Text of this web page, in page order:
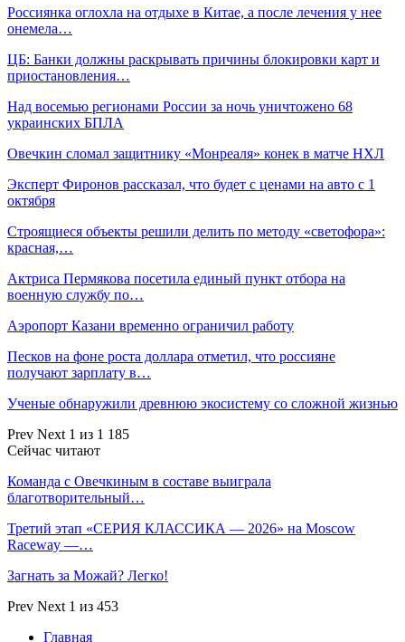
Россиянка оглохла на отдыхе в Китае, а после лечения у нее
онемела…
ЦБ: Банки должны раскрывать причины блокировки карт и
приостановления…
Над восемью регионами России за ночь уничтожено 68
украинских БПЛА
Овечкин сломал защитнику «Монреаля» конек в матче НХЛ
Эксперт Фиронов рассказал, что будет с ценами на авто с 1
октября
Строящиеся объекты решили делить по методу «светофора»:
красная,…
Актриса Пермякова посетила единый пункт отбора на
военную службу по…
Аэропорт Казани временно ограничил работу
Песков на фоне роста доллара отметил, что россияне
получают зарплату в…
Ученые обнаружили древнюю экосистему со сложной жизнью
Prev Next 1 из 1 185
Сейчас читают
Команда с Овечкиным в составе выиграла
благотворительный…
Третий этап «СЕРИЯ КЛАССИКА — 2026» на Moscow
Raceway —…
Загнать за Можай? Легко!
Prev Next 1 из 453
Главная